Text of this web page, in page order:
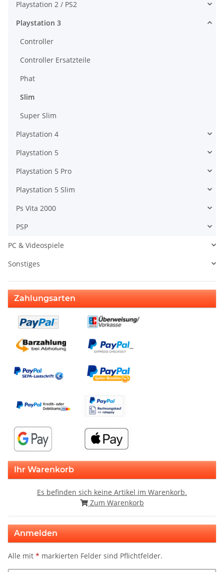
Playstation 2 / PS2
Playstation 3
Controller
Controller Ersatzteile
Phat
Slim
Super Slim
Playstation 4
Playstation 5
Playstation 5 Pro
Playstation 5 Slim
Ps Vita 2000
PSP
PC & Videospiele
Sonstiges
Zahlungsarten
Ihr Warenkorb
Es befinden sich keine Artikel im Warenkorb.
Zum Warenkorb
Anmelden
Alle mit * markierten Felder sind Pflichtfelder.